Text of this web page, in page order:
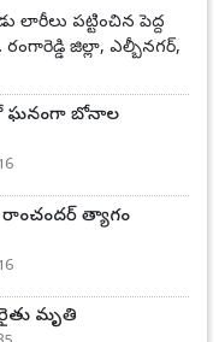
లారీలు పట్టించిన పెద్ద
జిల్లా, ఎల్బీనగర్,
ఘనంగా బోనాల
రాంచందర్ త్యాగం
మృతి